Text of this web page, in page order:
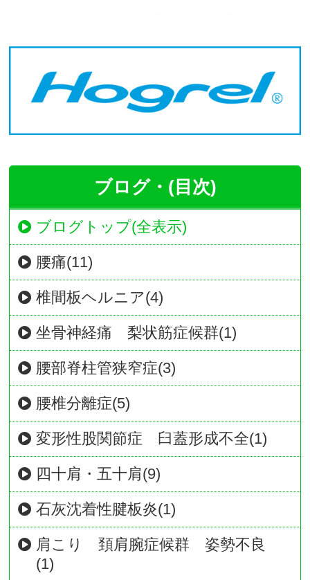
ブログ・(目次)
ブログトップ(全表示)
腰痛(11)
椎間板ヘルニア(4)
坐骨神経痛 梨状筋症候群(1)
腰部脊柱管狭窄症(3)
腰椎分離症(5)
変形性股関節症 臼蓋形成不全(1)
四十肩・五十肩(9)
石灰沈着性腱板炎(1)
肩こり 頚肩腕症候群 姿勢不良
(1)